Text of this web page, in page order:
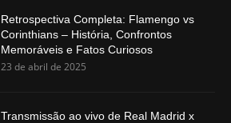
Retrospectiva Completa: Flamengo vs
Corinthians – História, Confrontos
Memoráveis e Fatos Curiosos
23 de abril de 2025
Transmissão ao vivo de Real Madrid x